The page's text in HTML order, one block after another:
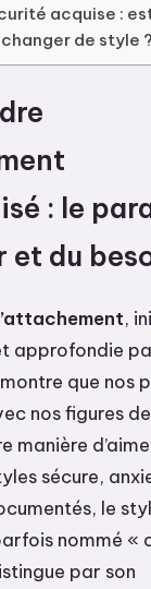
acquise :
de style ?
: le
et du
,
approfondie
que nos
nos figures
manière
sécure,
le
nommé «
par son